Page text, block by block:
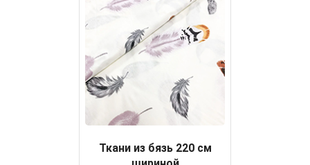
Ткани из бязь 220 см